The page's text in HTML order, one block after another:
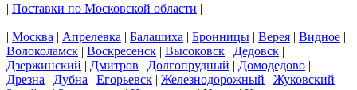
| Поставки по Московской области |
| Москва | Апрелевка | Балашиха | Бронницы | Верея | Видное |
Волоколамск | Воскресенск | Высоковск | Дедовск |
Дзержинский | Дмитров | Долгопрудный | Домодедово |
Дрезна | Дубна | Егорьевск | Железнодорожный | Жуковский |